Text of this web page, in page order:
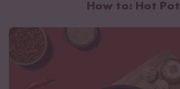
How to: Hot Pot